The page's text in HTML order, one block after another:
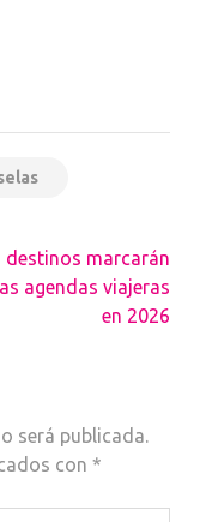
destinos marcarán
agendas viajeras
en 2026
será publicada.
con *